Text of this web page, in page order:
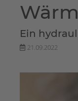
Ein
21.09.2022